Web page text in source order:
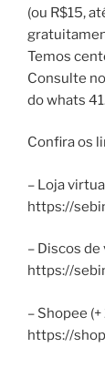
(ou R$15,
Temos
Consulte
do whats
Confira os
– Loja
https://
– Discos
https://
– Shopee
https://